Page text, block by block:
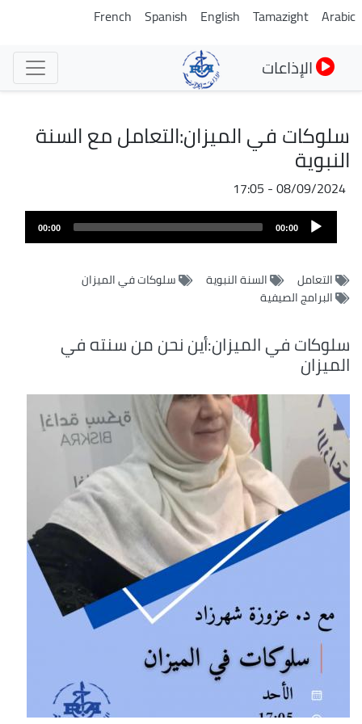
تجاوز
Arabic
Tamazight
English
Spanish
French
الإذاعات
سلوكات في الميزان:التعامل مع السنة
النبوية
08/09/2024 - 17:05
Audio
Player
00:00
00:00
التعامل السنة النبوية
سلوكات في الميزان
البرامج الصيفية
سلوكات في الميزان:أين نحن من سنته في
الميزان